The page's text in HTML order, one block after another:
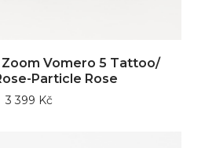
Zoom Vomero 5 Tattoo/
Particle Rose
3 399 Kč